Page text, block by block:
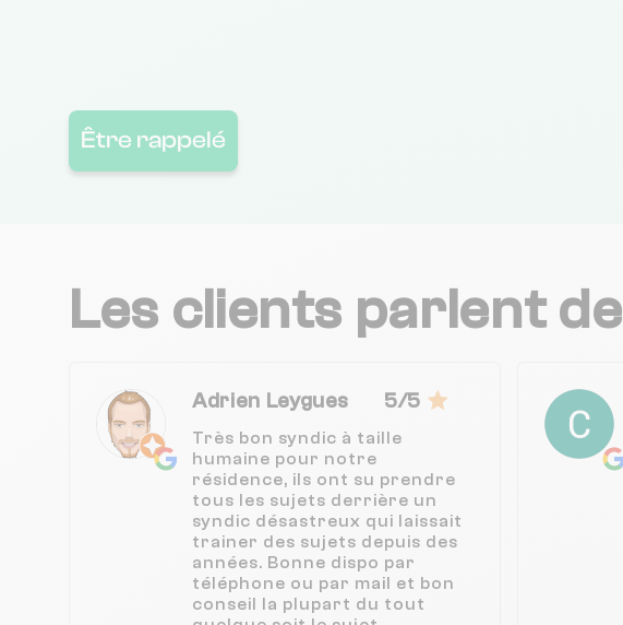
Être rappelé
Les clients parlent de
Adrien Leygues 5/5
Très bon syndic à taille
humaine pour notre
résidence, ils ont su prendre
tous les sujets derrière un
syndic désastreux qui laissait
trainer des sujets depuis des
années. Bonne dispo par
téléphone ou par mail et bon
conseil la plupart du tout